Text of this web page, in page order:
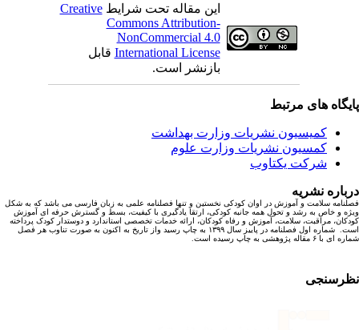
این مقاله تحت شرایطCreative
Commons Attribution-
NonCommercial 4.0
International Licenseقابل
بازنشر است.
های مرتبط
کمیسیون نشریات وزارت بهداشت
کمسیون نشریات وزارت علوم
شرکت یکتاوب
نشریه
سلامت و آموزش در اوان کودکی نخستین و تنها فصلنامه علمی به زبان فارسی می باشد که به شکل
و خاص به رشد و تحول همه جانبه کودکی، ارتقا یادگیری با کیفیت، بسط و گسترش حرفه ای آموزش
مراقبت، سلامت، آموزش و رفاه کودکان، ارائه خدمات تخصصی استاندارد و دوستدار کودک پرداخته
است. شماره اول فصلنامه در پاییز سال ۱۳۹۹ به چاپ رسید واز تاریخ به اکنون به صورت تناوب هر فصل
۶ مقاله پژوهشی به چاپ رسیده است.